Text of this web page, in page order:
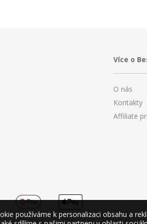
používáme k personalizaci obsahu a
Více o
O nás
Kontakty
Affiliate